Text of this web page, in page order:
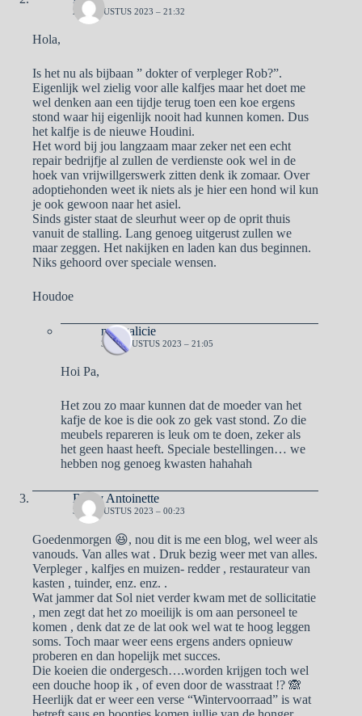
29 AUGUSTUS 2023 – 21:32
Hola,
Is het nu als bijbaan ” dokter of verpleger Rob?”.
Eigenlijk wel zielig voor alle kalfjes maar het doet me
wel denken aan een tijdje terug toen een koe ergens
stond waar hij eigenlijk nooit had kunnen komen. Dus
het kalfje is de nieuwe Houdini.
Het word bij jou langzaam maar zeker net een echt
repair bedrijfje al zullen de verdienste ook wel in de
hoek van vrijwillgerswerk zitten denk ik zomaar. Over
adoptiehonden weet ik niets als je hier een hond wil kun
je ook gewoon naar het asiel.
Sinds gister staat de sleurhut weer op de oprit thuis
vanuit de stalling. Lang genoeg uitgerust zullen we
maar zeggen. Het nakijken en laden kan dus beginnen.
Niks gehoord over speciale wensen.
Houdoe
naargalicie
31 AUGUSTUS 2023 – 21:05
Hoi Pa,
Het zou zo maar kunnen dat de moeder van het
kafje de koe is die ook zo gek vast stond. Zo die
meubels repareren is leuk om te doen, zeker als
het geen haast heeft. Speciale bestellingen… we
hebben nog genoeg kwasten hahahah
Ben y Antoinette
30 AUGUSTUS 2023 – 00:23
Goedenmorgen 😆, nou dit is me een blog, wel weer als
vanouds. Van alles wat . Druk bezig weer met van alles.
Verpleger , kalfjes en muizen- redder , restaurateur van
kasten , tuinder, enz. enz. .
Wat jammer dat Sol niet verder kwam met de sollicitatie
, men zegt dat het zo moeilijk is om aan personeel te
komen , denk dat ze de lat ook wel wat te hoog leggen
soms. Toch maar weer eens ergens anders opnieuw
proberen en dan hopelijk met succes.
Die koeien die ondergesch….worden krijgen toch wel
een douche hoop ik , of even door de wasstraat !? 🙈
Heerlijk dat er weer een verse “Wintervoorraad” is wat